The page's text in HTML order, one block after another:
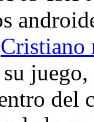
Cristiano
del